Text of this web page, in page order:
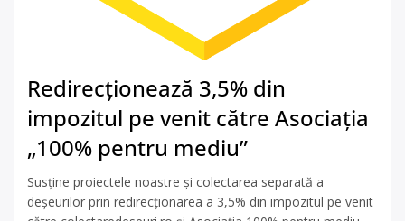
Redirecționează 3,5% din
impozitul pe venit către Asociația
„100% pentru mediu”
Susține proiectele noastre și colectarea separată a
deșeurilor prin redirecționarea a 3,5% din impozitul pe venit